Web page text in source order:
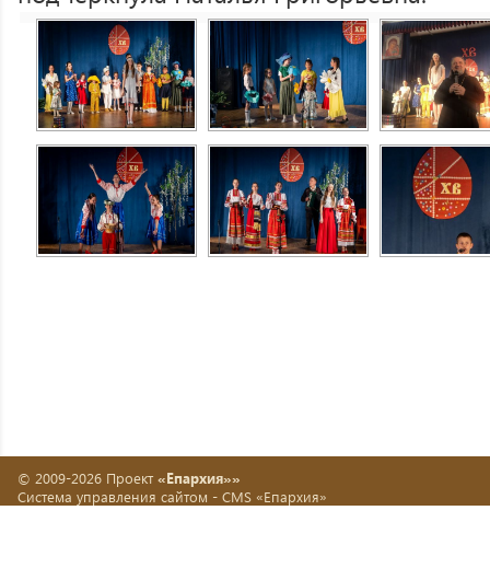
© 2009-2026 Проект «Епархия»»
Система управления сайтом - CMS «Епархия»